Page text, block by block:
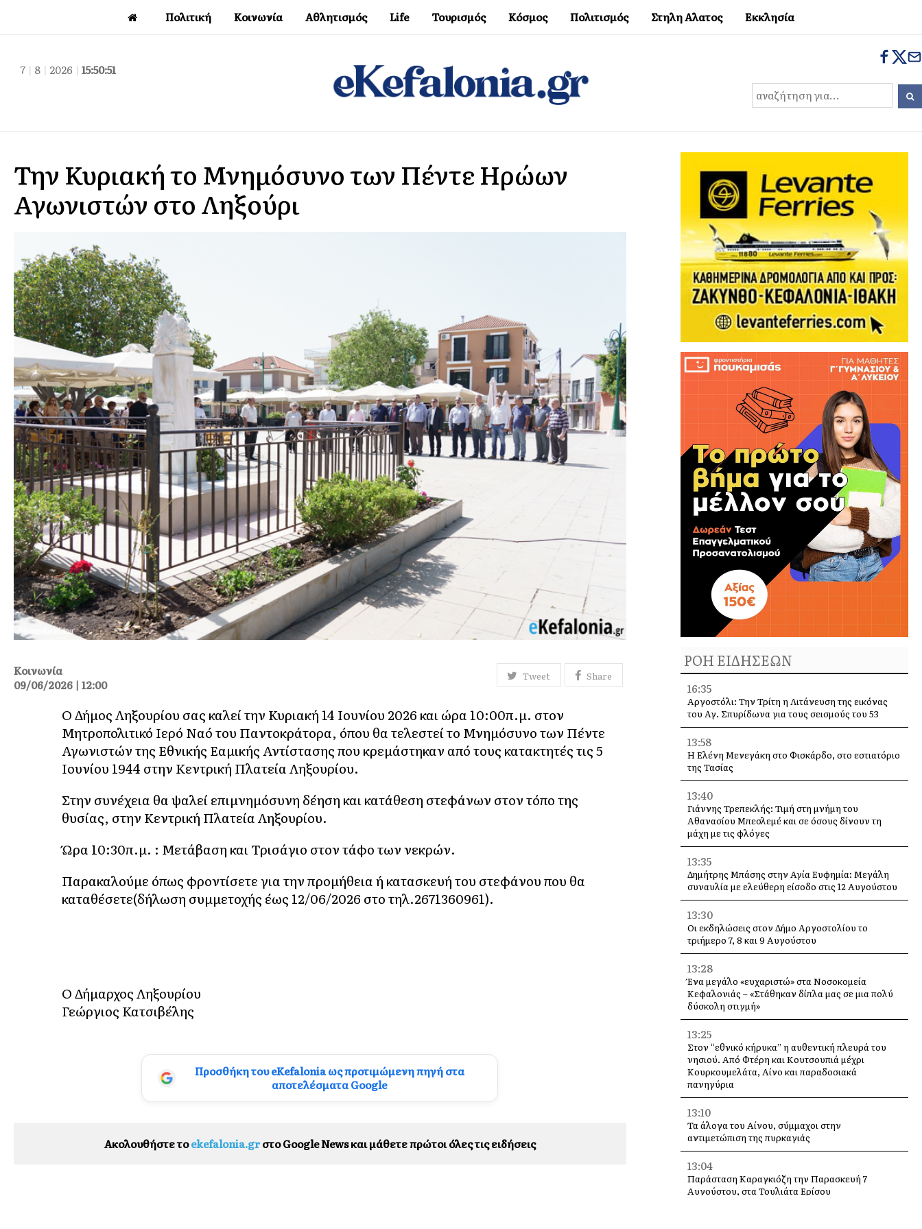
Πολιτική Κοινωνία Αθλητισμός Life Τουρισμός Κόσμος Πολιτισμός Στηλη Αλατος Εκκλησία
7 | 8 | 2026 | 15:50:52
Την Κυριακή το Μνημόσυνο των Πέντε Ηρώων
Αγωνιστών στο Ληξούρι
Tweet Share
Κοινωνία
09/06/2026 | 12:00
Ο Δήμος Ληξουρίου σας καλεί την Κυριακή 14 Ιουνίου 2026 και ώρα 10:00π.μ. στον
Μητροπολιτικό Ιερό Ναό του Παντοκράτορα, όπου θα τελεστεί το Μνημόσυνο των Πέντε
Αγωνιστών της Εθνικής Εαμικής Αντίστασης που κρεμάστηκαν από τους κατακτητές τις 5
Ιουνίου 1944 στην Κεντρική Πλατεία Ληξουρίου.
Στην συνέχεια θα ψαλεί επιμνημόσυνη δέηση και κατάθεση στεφάνων στον τόπο της
θυσίας, στην Κεντρική Πλατεία Ληξουρίου.
Ώρα 10:30π.μ. : Μετάβαση και Τρισάγιο στον τάφο των νεκρών.
Παρακαλούμε όπως φροντίσετε για την προμήθεια ή κατασκευή του στεφάνου που θα
καταθέσετε(δήλωση συμμετοχής έως 12/06/2026 στο τηλ.2671360961).
Ο Δήμαρχος Ληξουρίου
Γεώργιος Κατσιβέλης
Προσθήκη του eKefalonia ως προτιμώμενη πηγή στα
αποτελέσματα Google
Ακολουθήστε τοekefalonia.grστο Google News και μάθετε πρώτοι όλες τις ειδήσεις
ΡΟΗ ΕΙΔΗΣΕΩΝ
16:35
Αργοστόλι: Την Τρίτη η Λιτάνευση της εικόνας
του Αγ. Σπυρίδωνα για τους σεισμούς του 53
13:58
Η Ελένη Μενεγάκη στο Φισκάρδο, στο εστιατόριο
της Τασίας
13:40
Γιάννης Τρεπεκλής: Τιμή στη μνήμη του
Αθανασίου Μπεσλεμέ και σε όσους δίνουν τη
μάχη με τις φλόγες
13:35
Δημήτρης Μπάσης στην Αγία Ευφημία: Μεγάλη
συναυλία με ελεύθερη είσοδο στις 12 Αυγούστου
13:30
Οι εκδηλώσεις στον Δήμο Αργοστολίου το
τριήμερο 7, 8 και 9 Αυγούστου
13:28
Ένα μεγάλο «ευχαριστώ» στα Νοσοκομεία
Κεφαλονιάς – «Στάθηκαν δίπλα μας σε μια πολύ
δύσκολη στιγμή»
13:25
Στον “εθνικό κήρυκα” η αυθεντική πλευρά του
νησιού. Από Φτέρη και Κουτσουπιά μέχρι
Κουρκουμελάτα, Αίνο και παραδοσιακά
πανηγύρια
13:10
Τα άλογα του Αίνου, σύμμαχοι στην
αντιμετώπιση της πυρκαγιάς
13:04
Παράσταση Καραγκιόζη την Παρασκευή 7
Αυγούστου, στα Τουλιάτα Ερίσου